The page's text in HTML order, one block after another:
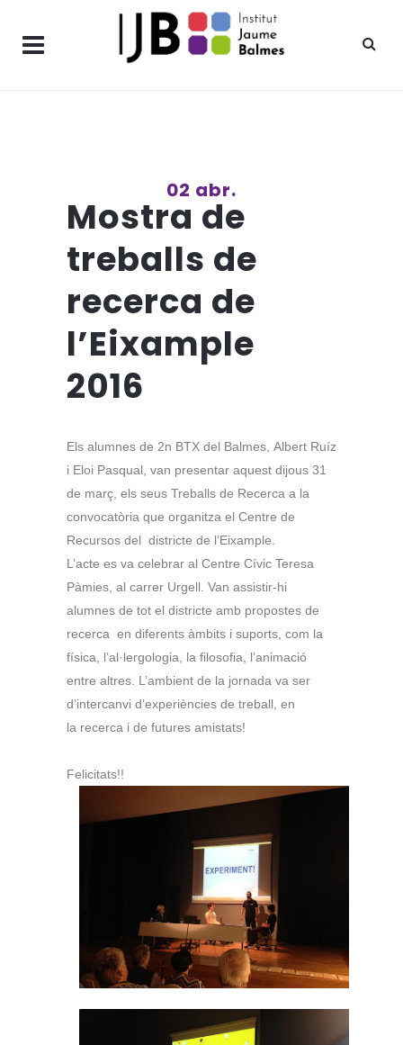
02 abr.
Mostra de
treballs de
recerca de
l’Eixample
2016
Els alumnes de 2n BTX del Balmes, Albert Ruíz
i Eloi Pasqual, van presentar aquest dijous 31
de març, els seus Treballs de Recerca a la
convocatòria que organitza el Centre de
Recursos del districte de l’Eixample.
L’acte es va celebrar al Centre Cívic Teresa
Pàmies, al carrer Urgell. Van assistir-hi
alumnes de tot el districte amb propostes de
recerca en diferents àmbits i suports, com la
física, l’al·lergologia, la filosofia, l’animació
entre altres. L’ambient de la jornada va ser
d’intercanvi d’experiències de treball, en
la recerca i de futures amistats!
Felicitats!!